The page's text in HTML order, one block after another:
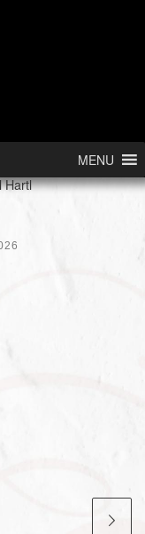
MENU
Hartl